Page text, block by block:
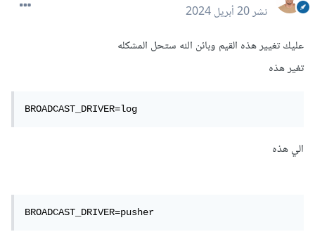
نشر20 أبريل 2024
عليك تغيير هذه القيم وبائن الله ستحل المشكله
تغير هذه
BROADCAST_DRIVER=log
الي هذه
BROADCAST_DRIVER=pusher